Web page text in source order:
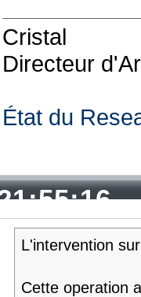
Cristal
Directeur
État du
L'intervention
Cette operation